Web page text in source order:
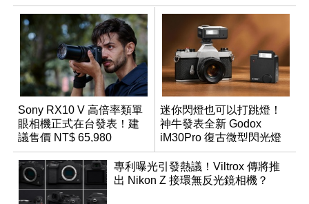
Sony RX10 V 高倍率類單
眼相機正式在台發表！建
議售價 NT$ 65,980
迷你閃燈也可以打跳燈！
神牛發表全新 Godox
iM30Pro 復古微型閃光燈
專利曝光引發熱議！Viltrox 傳將推
出 Nikon Z 接環無反光鏡相機？